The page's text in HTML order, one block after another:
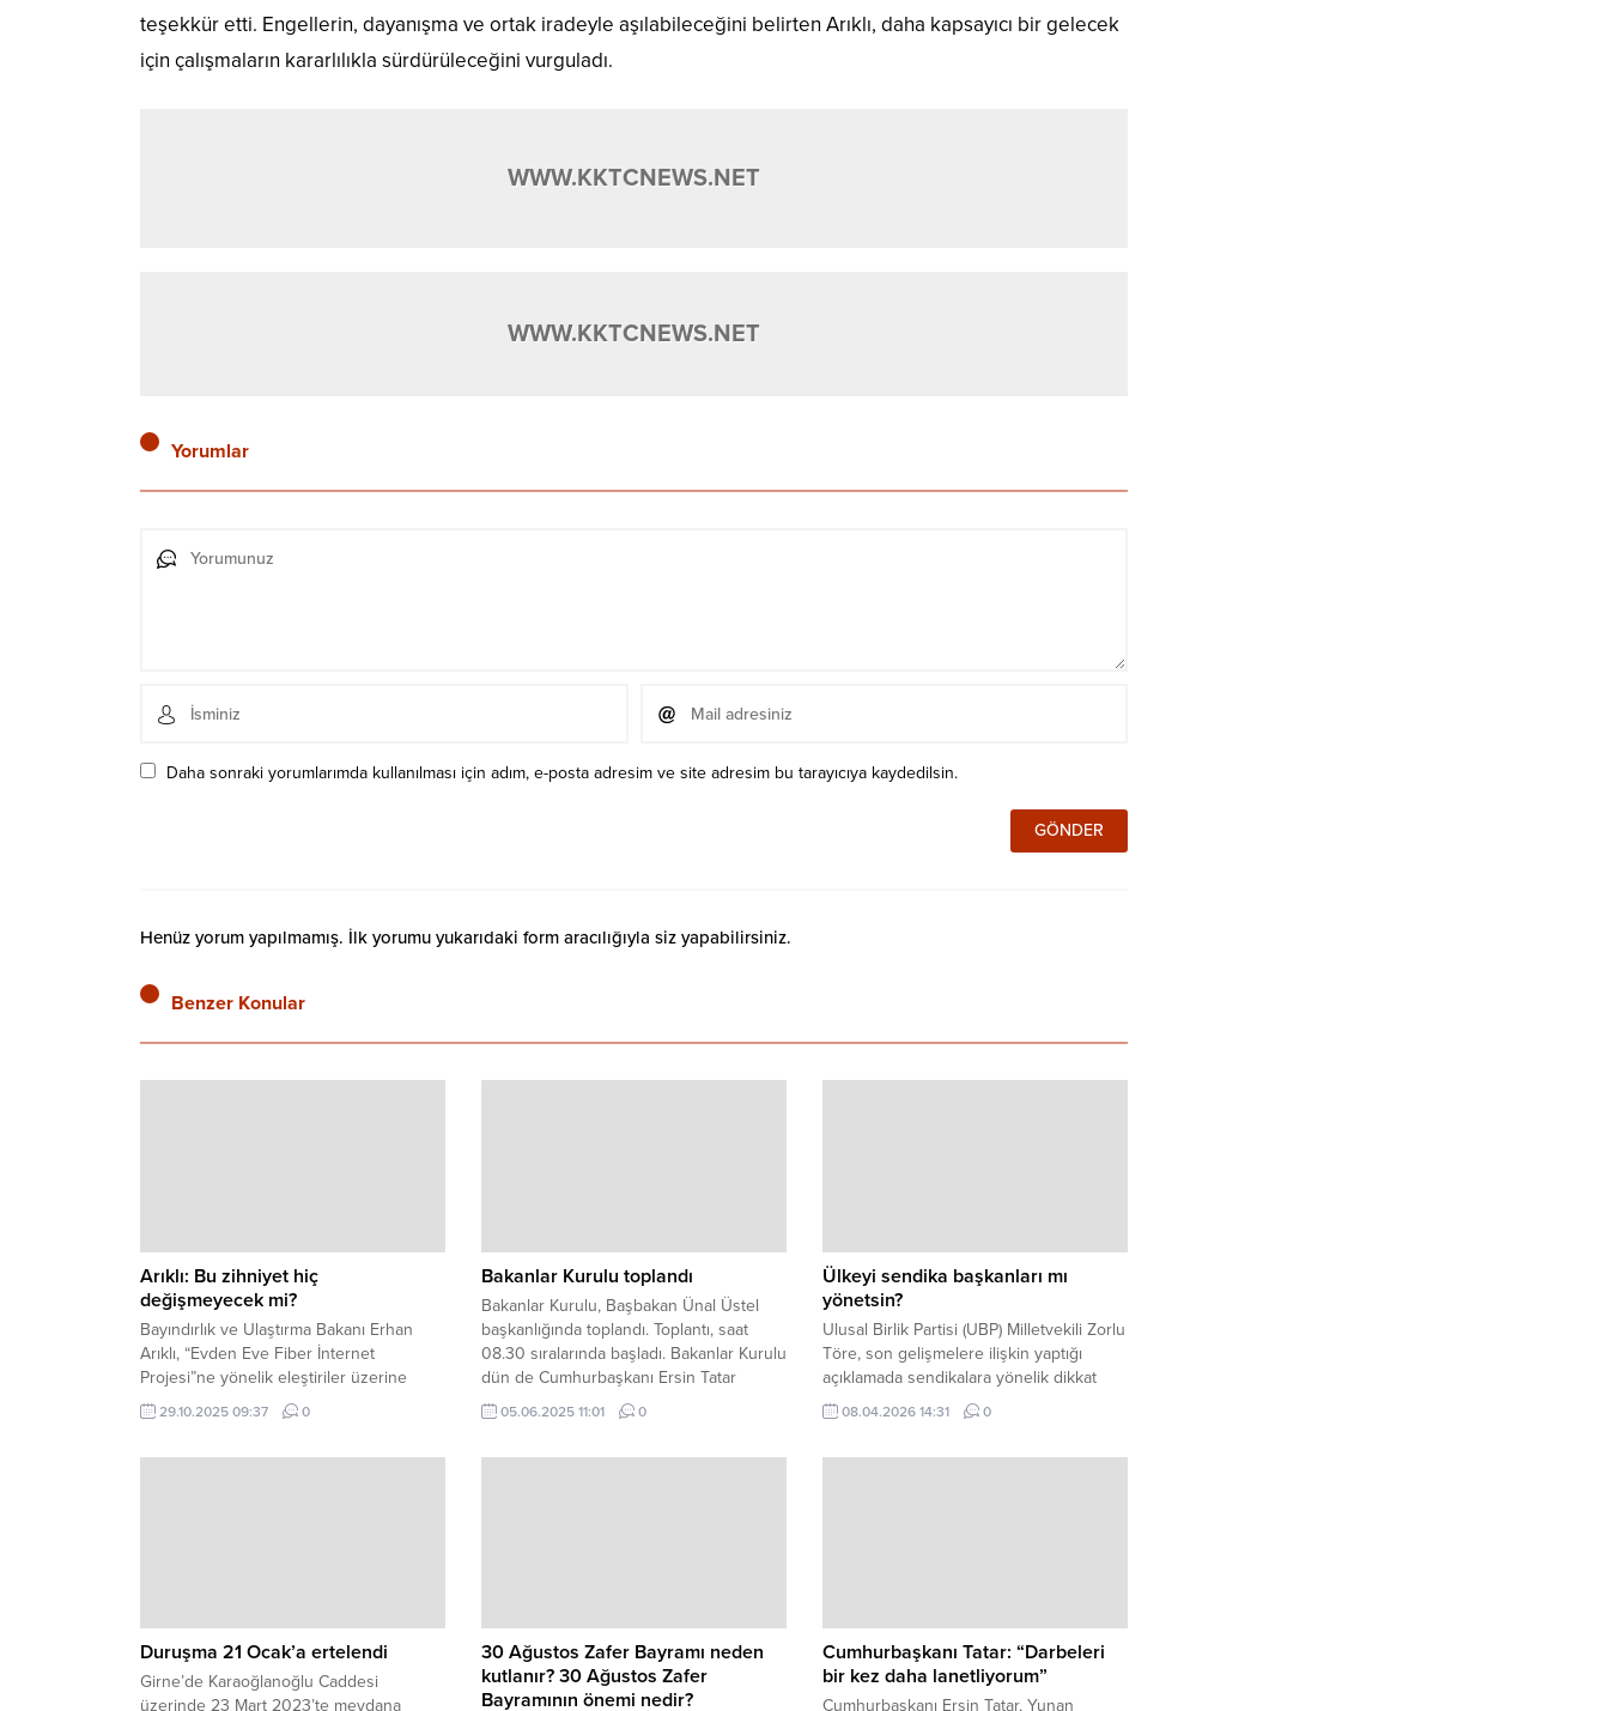
teşekkür etti. Engellerin, dayanışma ve ortak iradeyle aşılabileceğini belirten Arıklı, daha kapsayıcı bir gelecek
için çalışmaların kararlılıkla sürdürüleceğini vurguladı.
WWW.KKTCNEWS.NET
WWW.KKTCNEWS.NET
Yorumlar
Daha sonraki yorumlarımda kullanılması için adım, e-posta adresim ve site adresim bu tarayıcıya kaydedilsin.
Henüz yorum yapılmamış. İlk yorumu yukarıdaki form aracılığıyla siz yapabilirsiniz.
Benzer Konular
Arıklı: Bu zihniyet hiç
değişmeyecek mi?
Bayındırlık ve Ulaştırma Bakanı Erhan
Arıklı, “Evden Eve Fiber İnternet
Projesi”ne yönelik eleştiriler üzerine
yazılı bir açıklama yaparak muhalefete
sert sözlerle yüklendi. Arıklı, geçmişte
29.10.2025 09:37 0
Bakanlar Kurulu toplandı
Bakanlar Kurulu, Başbakan Ünal Üstel
başkanlığında toplandı. Toplantı, saat
08.30 sıralarında başladı. Bakanlar Kurulu
dün de Cumhurbaşkanı Ersin Tatar
başkanlığında yaklaşık iki saat süren bir
toplantı yapmıştı. WWW.KKTCNEWS.NET
05.06.2025 11:01 0
Ülkeyi sendika başkanları mı
yönetsin?
Ulusal Birlik Partisi (UBP) Milletvekili Zorlu
Töre, son gelişmelere ilişkin yaptığı
açıklamada sendikalara yönelik dikkat
çeken ifadeler kullandı. Töre, sendika
başkanlarının süreç içerisinde farklı
08.04.2026 14:31 0
Duruşma 21 Ocak’a ertelendi
Girne’de Karaoğlanoğlu Caddesi
üzerinde 23 Mart 2023’te meydana
30 Ağustos Zafer Bayramı neden
kutlanır? 30 Ağustos Zafer
Bayramının önemi nedir?
Cumhurbaşkanı Tatar: “Darbeleri
bir kez daha lanetliyorum”
Cumhurbaşkanı Ersin Tatar, Yunan